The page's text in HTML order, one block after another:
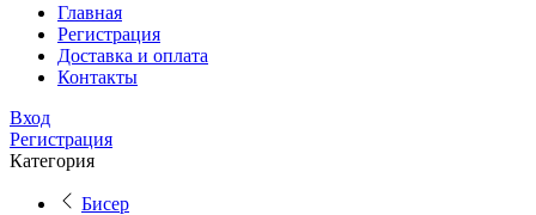
Главная
Регистрация
Доставка и оплата
Контакты
Вход
Регистрация
Категория
Бисер